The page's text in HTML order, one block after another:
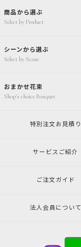
商品から選ぶ
Select by Product
シーンから選ぶ
Select by Scene
おまかせ花束
Shop's choice Bouquet
特別注文 お見積り
サービスご紹介
ご注文ガイド
法人会員について